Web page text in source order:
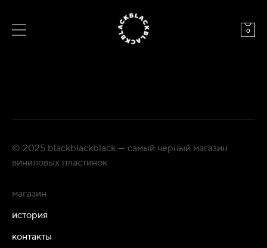
0
© 2025 blackblackblack — самый черный магазин
виниловых пластинок
магазин
история
контакты